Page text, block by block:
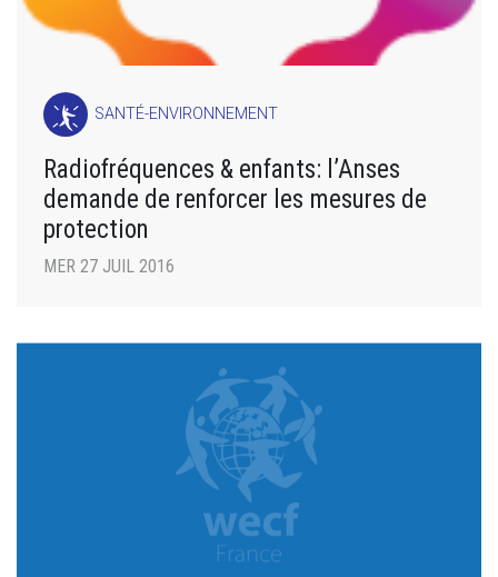
SANTÉ-ENVIRONNEMENT
Radiofréquences & enfants: l’Anses
demande de renforcer les mesures de
protection
MER 27 JUIL 2016